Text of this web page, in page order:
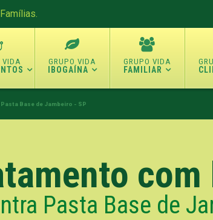
IBOGAÍNA FAMILIAR
Base de Jambeiro - SP
com
Pasta Base de